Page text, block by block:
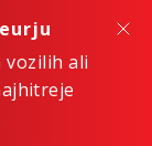
vozilih ali